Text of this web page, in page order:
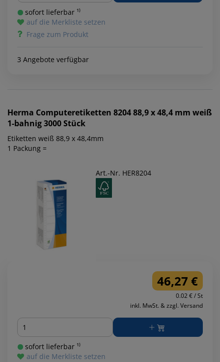
sofort lieferbar ¹⁾
auf die Merkliste setzen
Frage zum Produkt
3 Angebote verfügbar
Herma Computeretiketten 8204 88,9 x 48,4 mm weiß
1-bahnig 3000 Stück
Etiketten weiß 88,9 x 48,4mm
1 Packung =
Art.-Nr. HER8204
46,27 €
0.02 € / St
inkl. MwSt. & zzgl. Versand
Menge
sofort lieferbar ¹⁾
auf die Merkliste setzen